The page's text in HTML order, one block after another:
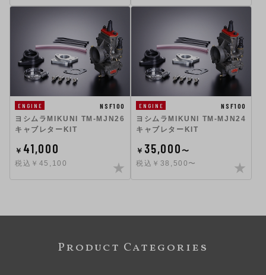
ENGINE
NSF100
ヨシムラMIKUNI TM-MJN26
キャブレターKIT
￥ 41,000
税込￥45,100
ENGINE
NSF100
ヨシムラMIKUNI TM-MJN24
キャブレターKIT
￥ 35,000〜
税込￥38,500〜
Product Categories